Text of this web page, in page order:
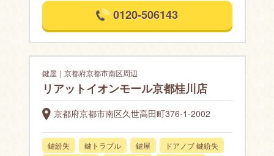
0120-506143
鍵屋｜京都府京都市南区周辺
リアットイオンモール京都桂川店
京都府京都市南区久世高田町376-1-2002
鍵紛失 鍵トラブル 鍵屋
ドアノブ 鍵紛失